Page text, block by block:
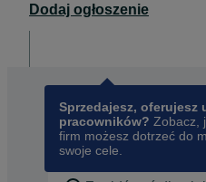
Dodaj ogłoszenie
Sprzedajesz, oferujesz
pracowników? Zobacz,
firm możesz dotrzeć do
swoje cele.